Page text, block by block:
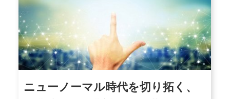
ニューノーマル時代を切り拓く、